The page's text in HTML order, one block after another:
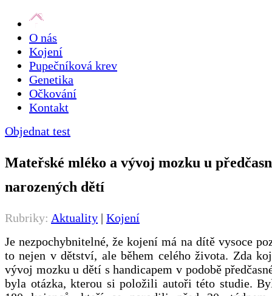
O nás
Kojení
Pupečníková krev
Genetika
Očkování
Kontakt
Objednat test
Mateřské mléko a vývoj mozku u
narozených dětí
Rubriky: Aktuality | Kojení
Je nezpochybnitelné, že kojení má na dítě vysoce
to nejen v dětství, ale během celého života. Zda
vývoj mozku u dětí s handicapem v podobě
byla otázka, kterou si položili autoři této studie.